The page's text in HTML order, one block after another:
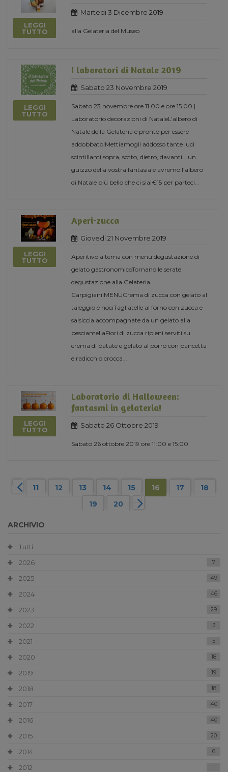
LEGGI
TUTTO
Martedi 3 Dicembre 2019
alla Gelateria del Museo
LEGGI
TUTTO
I laboratori di Natale 2019
Sabato 23 Novembre 2019
Sabato 23 novembre ore 11.00 e ore 15.00 |
Laboratorio decorazioni di NataleL’albero di
Natale della Gelateria è pronto per essere
addobbato!Mettiamogli addosso tante luci
scintillanti sopra, sotto, dietro, davanti… un
guizzo della vostra fantasia e avremo l’albero
di Natale più bello che ci sia!€15 per parteci
LEGGI
TUTTO
Aperi-zucca
Giovedi 21 Novembre 2019
Aperitivo a tema con menu degustazione di
gelato gastronomicoTornano le serate
degustazione alla Gelateria
Carpigiani!MENUCrema di zucca con gelato al
taleggio e nociTagliatelle al forno con zucca e
salsiccia accompagnate da un gelato alla
besciamellaFiori di zucca ripieni serviti su
crema di patate e gelato al porro con pancetta
e radicchio crocca
LEGGI
TUTTO
Laboratorio di Halloween:
fantasmi in gelateria!
Sabato 26 Ottobre 2019
Sabato 26 ottobre 2019 ore 11:00 e 15:00
11 12 13 14 15 16 17
18
19
20
ARCHIVIO
Tutti
2026
7
2025 49
2024 46
2023 29
2022 3
2021 5
2020 18
2019 19
2018 18
2017 40
2016 40
2015 20
2014 6
2012 1